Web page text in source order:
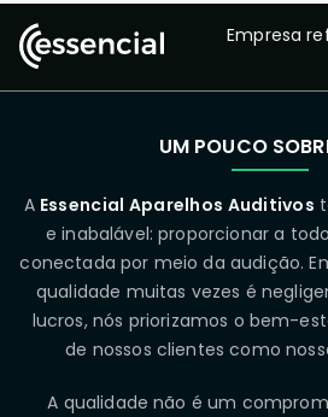
Empresa
UM POUCO
A Essencial Aparelhos Auditivos
e inabalável: proporcionar a
conectada por meio da audição.
qualidade muitas vezes é
lucros, nós priorizamos o bem-
de nossos clientes como
A qualidade não é um